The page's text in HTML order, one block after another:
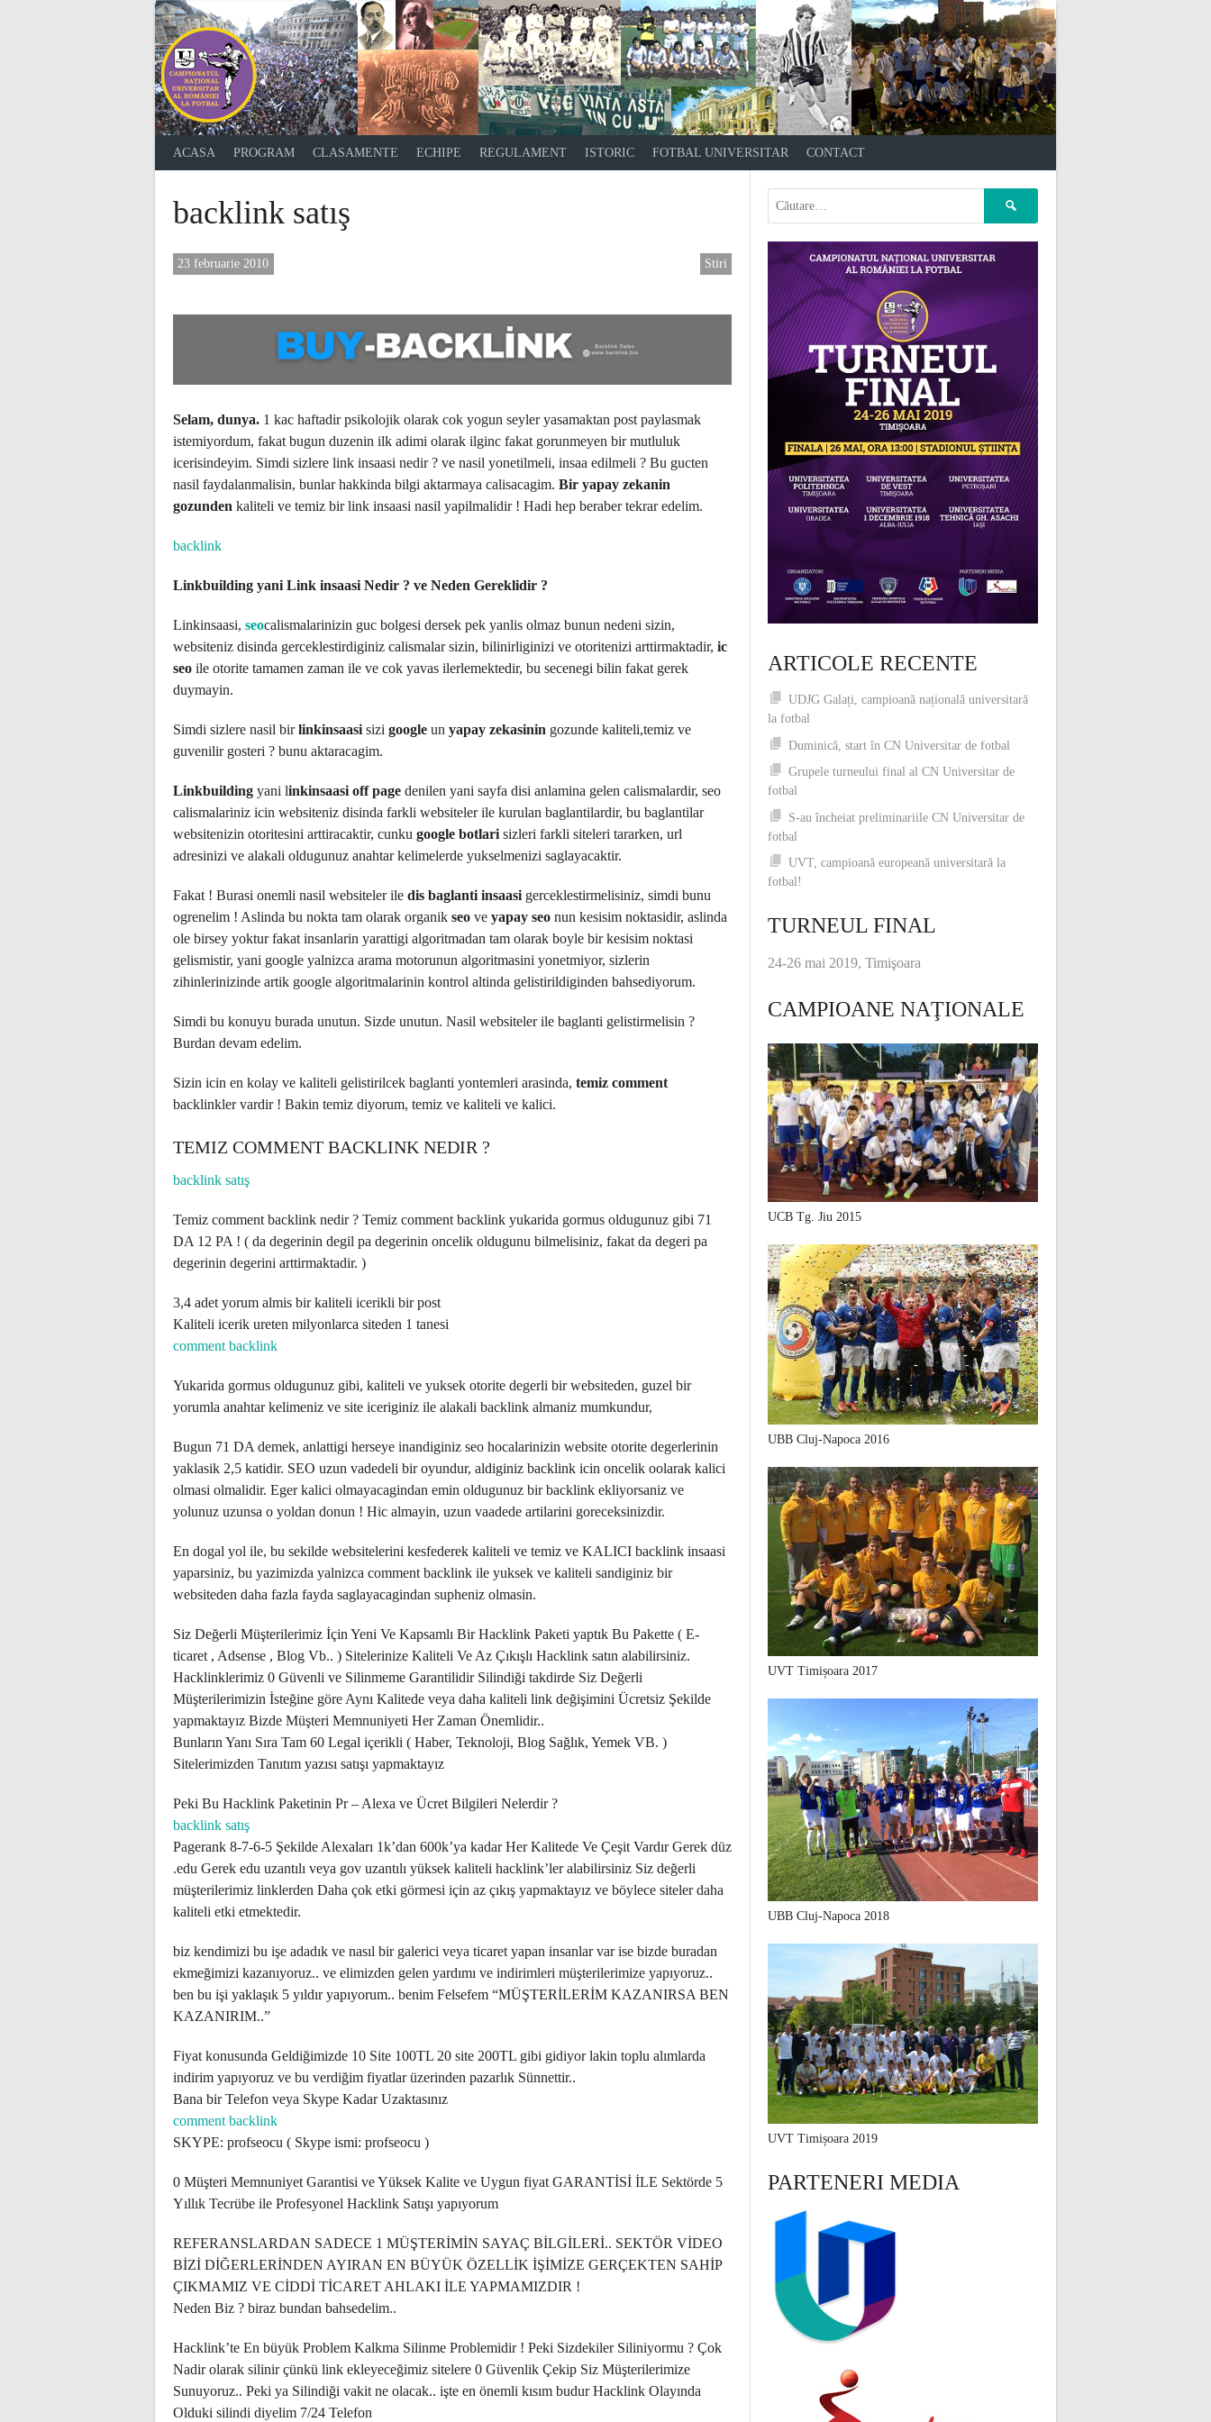
ACASA PROGRAM CLASAMENTE ECHIPE REGULAMENT ISTORIC FOTBAL UNIVERSITAR CONTACT
backlink satış
Stiri
23 februarie 2010
Selam, dunya. 1 kac haftadir psikolojik olarak cok yogun seyler yasamaktan post paylasmak
istemiyordum, fakat bugun duzenin ilk adimi olarak ilginc fakat gorunmeyen bir mutluluk
icerisindeyim. Simdi sizlere link insaasi nedir ? ve nasil yonetilmeli, insaa edilmeli ? Bu gucten
nasil faydalanmalisin, bunlar hakkinda bilgi aktarmaya calisacagim. Bir yapay zekanin
gozunden kaliteli ve temiz bir link insaasi nasil yapilmalidir ! Hadi hep beraber tekrar edelim.
backlink
Linkbuilding yani Link insaasi Nedir ? ve Neden Gereklidir ?
Linkinsaasi, seocalismalarinizin guc bolgesi dersek pek yanlis olmaz bunun nedeni sizin,
websiteniz disinda gerceklestirdiginiz calismalar sizin, bilinirliginizi ve otoritenizi arttirmaktadir, ic
seo ile otorite tamamen zaman ile ve cok yavas ilerlemektedir, bu secenegi bilin fakat gerek
duymayin.
Simdi sizlere nasil birlinkinsaasi sizi google un yapay zekasinin gozunde kaliteli,temiz ve
guvenilir gosteri ? bunu aktaracagim.
Linkbuilding yani linkinsaasi off page denilen yani sayfa disi anlamina gelen calismalardir, seo
calismalariniz icin websiteniz disinda farkli websiteler ile kurulan baglantilardir, bu baglantilar
websitenizin otoritesini arttiracaktir, cunku google botlari sizleri farkli siteleri tararken, url
adresinizi ve alakali oldugunuz anahtar kelimelerde yukselmenizi saglayacaktir.
Fakat ! Burasi onemli nasil websiteler ile dis baglanti insaasi gerceklestirmelisiniz, simdi bunu
ogrenelim ! Aslinda bu nokta tam olarak organik seo ve yapay seo nun kesisim noktasidir, aslinda
ole birsey yoktur fakat insanlarin yarattigi algoritmadan tam olarak boyle bir kesisim noktasi
gelismistir, yani google yalnizca arama motorunun algoritmasini yonetmiyor, sizlerin
zihinlerinizinde artik google algoritmalarinin kontrol altinda gelistirildiginden bahsediyorum.
Simdi bu konuyu burada unutun. Sizde unutun. Nasil websiteler ile baglanti gelistirmelisin ?
Burdan devam edelim.
Sizin icin en kolay ve kaliteli gelistirilcek baglanti yontemleri arasinda, temiz comment
backlinkler vardir ! Bakin temiz diyorum, temiz ve kaliteli ve kalici.
TEMIZ COMMENT BACKLINK NEDIR ?
backlink satış
Temiz comment backlink nedir ? Temiz comment backlink yukarida gormus oldugunuz gibi 71
DA 12 PA ! ( da degerinin degil pa degerinin oncelik oldugunu bilmelisiniz, fakat da degeri pa
degerinin degerini arttirmaktadir. )
3,4 adet yorum almis bir kaliteli icerikli bir post
Kaliteli icerik ureten milyonlarca siteden 1 tanesi
comment backlink
Yukarida gormus oldugunuz gibi, kaliteli ve yuksek otorite degerli bir websiteden, guzel bir
yorumla anahtar kelimeniz ve site iceriginiz ile alakali backlink almaniz mumkundur,
Bugun 71 DA demek, anlattigi herseye inandiginiz seo hocalarinizin website otorite degerlerinin
yaklasik 2,5 katidir. SEO uzun vadedeli bir oyundur, aldiginiz backlink icin oncelik oolarak kalici
olmasi olmalidir. Eger kalici olmayacagindan emin oldugunuz bir backlink ekliyorsaniz ve
yolunuz uzunsa o yoldan donun ! Hic almayin, uzun vaadede artilarini goreceksinizdir.
En dogal yol ile, bu sekilde websitelerini kesfederek kaliteli ve temiz ve KALICI backlink insaasi
yaparsiniz, bu yazimizda yalnizca comment backlink ile yuksek ve kaliteli sandiginiz bir
websiteden daha fazla fayda saglayacagindan supheniz olmasin.
Siz Değerli Müşterilerimiz İçin Yeni Ve Kapsamlı Bir Hacklink Paketi yaptık Bu Pakette ( E-
ticaret , Adsense , Blog Vb.. ) Sitelerinize Kaliteli Ve Az Çıkışlı Hacklink satın alabilirsiniz.
Hacklinklerimiz 0 Güvenli ve Silinmeme Garantilidir Silindiği takdirde Siz Değerli
Müşterilerimizin İsteğine göre Aynı Kalitede veya daha kaliteli link değişimini Ücretsiz Şekilde
yapmaktayız Bizde Müşteri Memnuniyeti Her Zaman Önemlidir..
Bunların Yanı Sıra Tam 60 Legal içerikli ( Haber, Teknoloji, Blog Sağlık, Yemek VB. )
Sitelerimizden Tanıtım yazısı satışı yapmaktayız
Peki Bu Hacklink Paketinin Pr – Alexa ve Ücret Bilgileri Nelerdir ?
backlink satış
Pagerank 8-7-6-5 Şekilde Alexaları 1k’dan 600k’ya kadar Her Kalitede Ve Çeşit Vardır Gerek düz
.edu Gerek edu uzantılı veya gov uzantılı yüksek kaliteli hacklink’ler alabilirsiniz Siz değerli
müşterilerimiz linklerden Daha çok etki görmesi için az çıkış yapmaktayız ve böylece siteler daha
kaliteli etki etmektedir.
biz kendimizi bu işe adadık ve nasıl bir galerici veya ticaret yapan insanlar var ise bizde buradan
ekmeğimizi kazanıyoruz.. ve elimizden gelen yardımı ve indirimleri müşterilerimize yapıyoruz..
ben bu işi yaklaşık 5 yıldır yapıyorum.. benim Felsefem “MÜŞTERİLERİM KAZANIRSA BEN
KAZANIRIM..”
Fiyat konusunda Geldiğimizde 10 Site 100TL 20 site 200TL gibi gidiyor lakin toplu alımlarda
indirim yapıyoruz ve bu verdiğim fiyatlar üzerinden pazarlık Sünnettir..
Bana bir Telefon veya Skype Kadar Uzaktasınız
comment backlink
SKYPE: profseocu ( Skype ismi: profseocu )
0 Müşteri Memnuniyet Garantisi ve Yüksek Kalite ve Uygun fiyat GARANTİSİ İLE Sektörde 5
Yıllık Tecrübe ile Profesyonel Hacklink Satışı yapıyorum
REFERANSLARDAN SADECE 1 MÜŞTERİMİN SAYAÇ BİLGİLERİ.. SEKTÖR VİDEO
BİZİ DİĞERLERİNDEN AYIRAN EN BÜYÜK ÖZELLİK İŞİMİZE GERÇEKTEN SAHİP
ÇIKMAMIZ VE CİDDİ TİCARET AHLAKI İLE YAPMAMIZDIR !
Neden Biz ? biraz bundan bahsedelim..
Hacklink’te En büyük Problem Kalkma Silinme Problemidir ! Peki Sizdekiler Siliniyormu ? Çok
Nadir olarak silinir çünkü link ekleyeceğimiz sitelere 0 Güvenlik Çekip Siz Müşterilerimize
Sunuyoruz.. Peki ya Silindiği vakit ne olacak.. işte en önemli kısım budur Hacklink Olayında
Olduki silindi diyelim 7/24 Telefon
ARTICOLE RECENTE
UDJG Galați, campioană națională universitară
la fotbal
Duminică, start în CN Universitar de fotbal
Grupele turneului final al CN Universitar de
fotbal
S-au încheiat preliminariile CN Universitar de
fotbal
UVT, campioană europeană universitară la
fotbal!
TURNEUL FINAL
24-26 mai 2019, Timişoara
CAMPIOANE NAŢIONALE
UCB Tg. Jiu 2015
UBB Cluj-Napoca 2016
UVT Timișoara 2017
UBB Cluj-Napoca 2018
UVT Timișoara 2019
PARTENERI MEDIA